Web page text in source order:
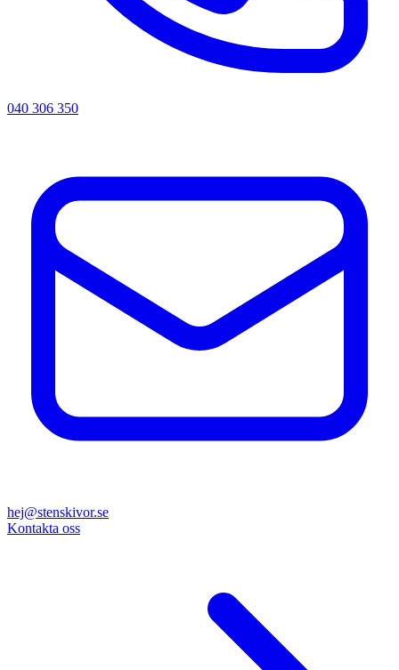
040 306 350
hej@stenskivor.se
Kontakta oss